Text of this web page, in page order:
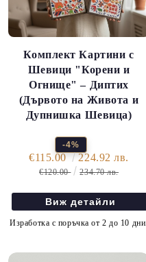
Комплект Картини с
Шевици "Корени и
Огнище" – Диптих
(Дървото на Живота и
Дупнишка Шевица)
-4%
€115.00 224.92 лв.
€120.00 234.70 лв.
Виж детайли
Изработка с поръчка от 2 до 10 дни.